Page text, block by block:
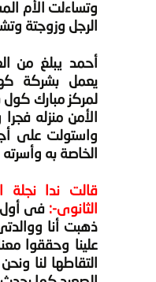
وتساءلت الأم
الرجل وزوجتة
أحمد يبلغ من
يعمل بشركة
لمركز مبارك
الأمن منزله
واستولت على
الخاصة به وأسرته
قالت ندا نجلة
الثانوى-: فى أول
ذهبت أنا
علينا وحققوا
التقاطها لنا